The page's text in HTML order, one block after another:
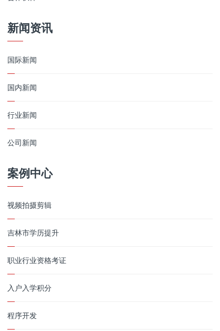
新闻资讯
国际新闻
国内新闻
行业新闻
公司新闻
案例中心
视频拍摄剪辑
吉林市学历提升
职业行业资格考证
入户入学积分
程序开发